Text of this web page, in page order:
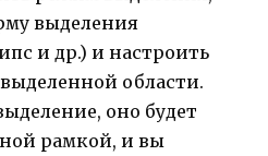
выделения
и др.) и настроить
области.
оно будет
рамкой, и вы